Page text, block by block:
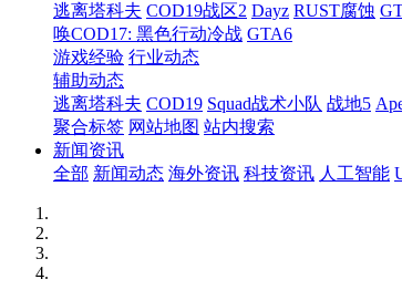
逃离塔科夫 COD19战区2 Dayz RUST腐蚀
唤COD17: 黑色行动冷战 GTA6
游戏经验 行业动态
辅助动态
逃离塔科夫 COD19 Squad战术小队 战地5
聚合标签 网站地图 站内搜索
新闻资讯
全部 新闻动态 海外资讯 科技资讯 人工智能